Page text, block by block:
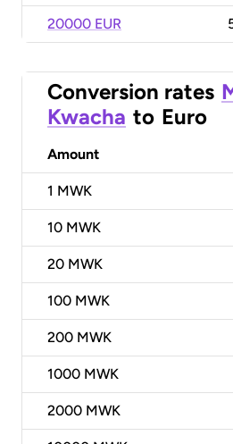
20000 EUR
Conversion rates
Kwacha to Euro
Amount
1 MWK
10 MWK
20 MWK
100 MWK
200 MWK
1000 MWK
2000 MWK